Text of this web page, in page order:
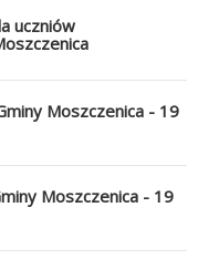
uczniów
Moszczenica - 19
Moszczenica - 19